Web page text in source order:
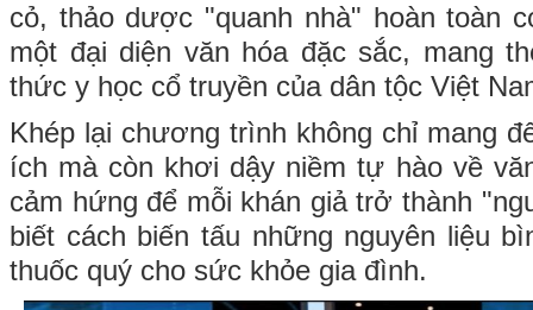
cỏ, thảo dược "quanh nhà" hoàn toàn
một đại diện văn hóa đặc sắc, mang
thức y học cổ truyền của dân tộc Việt
Khép lại chương trình không chỉ mang
ích mà còn khơi dậy niềm tự hào về
cảm hứng để mỗi khán giả trở thành
biết cách biến tấu những nguyên liệu
thuốc quý cho sức khỏe gia đình.